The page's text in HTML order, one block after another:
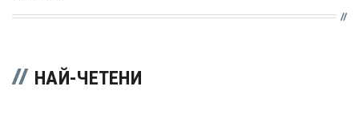
НАЙ-ЧЕТЕНИ